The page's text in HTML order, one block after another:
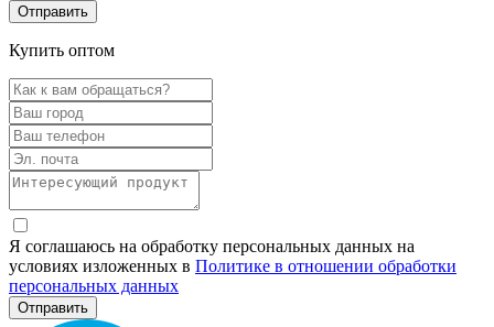
Купить оптом
Я соглашаюсь на обработку персональных данных на
условиях изложенных в Политике в отношении обработки
персональных данных